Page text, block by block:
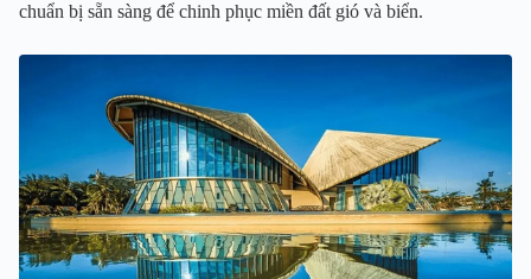
chuẩn bị sẵn sàng để chinh phục miền đất gió và biển.